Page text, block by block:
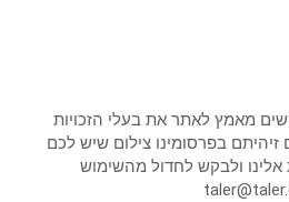
מאמץ לאתר את בעלי הזכויות
זיהיתם בפרסומינו צילום שיש לכם
אלינו ולבקש לחדול מהשימוש